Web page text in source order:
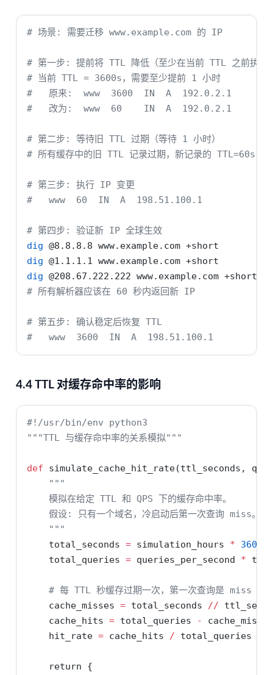
# 场景: 需要迁移 www.example.com 的 IP
# 第一步: 提前将 TTL 降低（至少在当前 TTL 之前执行
# 当前 TTL = 3600s，需要至少提前 1 小时
#   原来:  www  3600  IN  A  192.0.2.1
#   改为:  www  60    IN  A  192.0.2.1
# 第二步: 等待旧 TTL 过期（等待 1 小时）
# 所有缓存中的旧 TTL 记录过期，新记录的 TTL=60s 生
# 第三步: 执行 IP 变更
#   www  60  IN  A  198.51.100.1
# 第四步: 验证新 IP 全球生效
dig @8.8.8.8 www.example.com +short
dig @1.1.1.1 www.example.com +short
dig @208.67.222.222 www.example.com +short
# 所有解析器应该在 60 秒内返回新 IP
# 第五步: 确认稳定后恢复 TTL
#   www  3600  IN  A  198.51.100.1
4.4 TTL 对缓存命中率的影响
#!/usr/bin/env python3
"""TTL 与缓存命中率的关系模拟"""
def simulate_cache_hit_rate(ttl_seconds,
"""
    模拟在给定 TTL 和 QPS 下的缓存命中率。
    假设: 只有一个域名，冷启动后第一次查询 miss。
    """
    total_seconds
= simulation_hours *
3600
    total_queries
= queries_per_second *
# 每 TTL 秒缓存过期一次，第一次查询是 miss
    cache_misses
= total_seconds //
    cache_hits
= total_queries -
    hit_rate
= cache_hits / total_queries
return {